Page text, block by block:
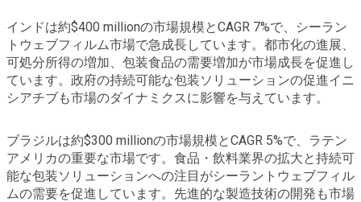
インドは約$400 millionの市場規模とCAGR 7%で、シーラン
トウェブフィルム市場で急成長しています。都市化の進展、
可処分所得の増加、包装食品の需要増加が市場成長を促進し
ています。政府の持続可能な包装ソリューションの促進イニ
シアチブも市場のダイナミクスに影響を与えています。
ブラジルは約$300 millionの市場規模とCAGR 5%で、ラテン
アメリカの重要な市場です。食品・飲料業界の拡大と持続可
能な包装ソリューションへの注目がシーラントウェブフィル
ムの需要を促進しています。先進的な製造技術の開発も市場